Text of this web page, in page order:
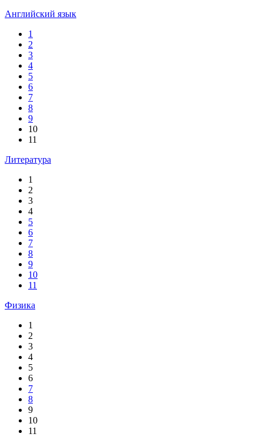
Английский язык
1
2
3
4
5
6
7
8
9
10
11
Литература
1
2
3
4
5
6
7
8
9
10
11
Физика
1
2
3
4
5
6
7
8
9
10
11